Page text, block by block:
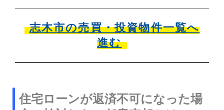
志木市の売買・投資物件一覧へ
進む
住宅ローンが返済不可になった場